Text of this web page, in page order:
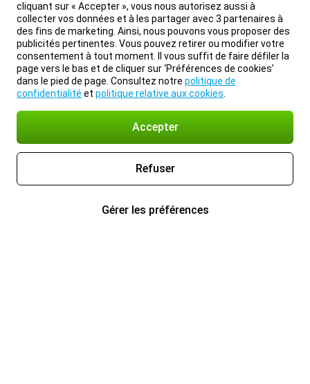
cliquant sur « Accepter », vous nous autorisez aussi à
collecter vos données et à les partager avec 3 partenaires à
des fins de marketing. Ainsi, nous pouvons vous proposer des
publicités pertinentes. Vous pouvez retirer ou modifier votre
consentement à tout moment. Il vous suffit de faire défiler la
page vers le bas et de cliquer sur ‘Préférences de cookies’
dans le pied de page. Consultez notre politique de
confidentialité et politique relative aux cookies
Accepter
Refuser
Gérer les préférences